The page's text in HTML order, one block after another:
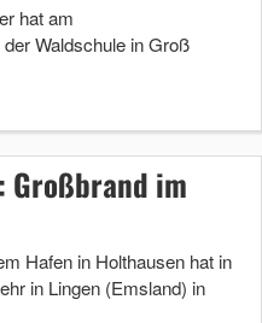
hat am
Waldschule in Groß
im
Hafen in Holthausen hat in
in Lingen (Emsland) in